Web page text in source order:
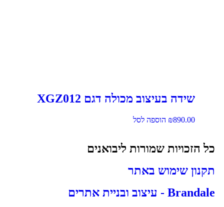
שידה בעיצוב מכולה דגם XGZ012
₪890.00 הוספה לסל
כל הזכויות שמורות ליבואנים
תקנון שימוש באתר
Brandale - עיצוב ובניית אתרים